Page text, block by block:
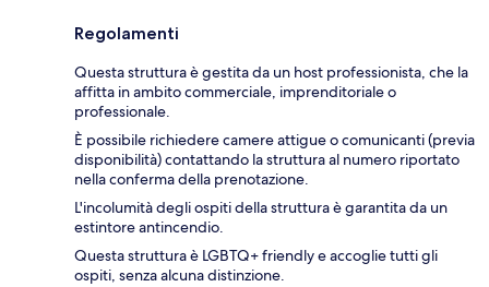
Regolamenti
Questa struttura è gestita da un host professionista, che la
affitta in ambito commerciale, imprenditoriale o
professionale.
È possibile richiedere camere attigue o comunicanti (previa
disponibilità) contattando la struttura al numero riportato
nella conferma della prenotazione.
L'incolumità degli ospiti della struttura è garantita da un
estintore antincendio.
Questa struttura è LGBTQ+ friendly e accoglie tutti gli
ospiti, senza alcuna distinzione.